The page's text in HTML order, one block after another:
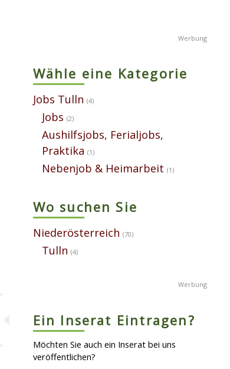
Wähle eine Kategorie
Jobs Tulln (4)
Jobs (2)
Aushilfsjobs, Ferialjobs,
Praktika (1)
Nebenjob & Heimarbeit (1)
Wo suchen Sie
Niederösterreich (70)
Tulln (4)
Ein Inserat Eintragen?
Möchten Sie auch ein Inserat bei uns
veröffentlichen?